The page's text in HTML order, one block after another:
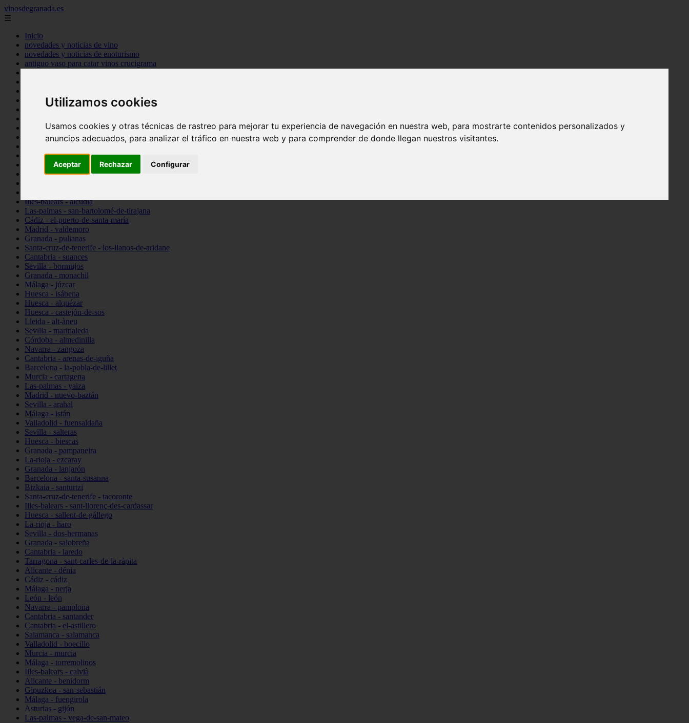
Utilizamos cookies
Usamos cookies y otras técnicas de rastreo para mejorar tu experiencia de navegación en nuestra web, para mostrarte contenidos personalizados y
anuncios adecuados, para analizar el tráfico en nuestra web y para comprender de donde llegan nuestros visitantes.
Aceptar Rechazar Configurar
vinosdegranada.es
☰
Inicio
novedades y noticias de vino
novedades y noticias de enoturismo
antiguo vaso para catar vinos crucigrama
Sevilla - sevilla
Barcelona - barcelona
Santa-cruz-de-tenerife - guía-de-isora
La-rioja - casalarreina
Almería - roquetas-de-mar
Illes-balears - alcúdia
Las-palmas - san-bartolomé-de-tirajana
Cádiz - el-puerto-de-santa-maría
Madrid - valdemoro
Granada - pulianas
Santa-cruz-de-tenerife - los-llanos-de-aridane
Cantabria - suances
Sevilla - bormujos
Granada - monachil
Málaga - júzcar
Huesca - isábena
Huesca - alquézar
Huesca - castejón-de-sos
Lleida - alt-àneu
Sevilla - marinaleda
Córdoba - almedinilla
Navarra - zangoza
Cantabria - arenas-de-iguña
Barcelona - la-pobla-de-lillet
Murcia - cartagena
Las-palmas - yaiza
Madrid - nuevo-baztán
Sevilla - arahal
Málaga - istán
Valladolid - fuensaldaña
Sevilla - salteras
Huesca - biescas
Granada - pampaneira
La-rioja - ezcaray
Granada - lanjarón
Barcelona - santa-susanna
Bizkaia - santurtzi
Santa-cruz-de-tenerife - tacoronte
Illes-balears - sant-llorenç-des-cardassar
Huesca - sallent-de-gállego
La-rioja - haro
Sevilla - dos-hermanas
Granada - salobreña
Cantabria - laredo
Tarragona - sant-carles-de-la-ràpita
Alicante - dénia
Cádiz - cádiz
Málaga - nerja
León - león
Navarra - pamplona
Cantabria - santander
Cantabria - el-astillero
Salamanca - salamanca
Valladolid - boecillo
Murcia - murcia
Málaga - torremolinos
Illes-balears - calvià
Alicante - benidorm
Gipuzkoa - san-sebastián
Málaga - fuengirola
Asturias - gijón
Las-palmas - vega-de-san-mateo